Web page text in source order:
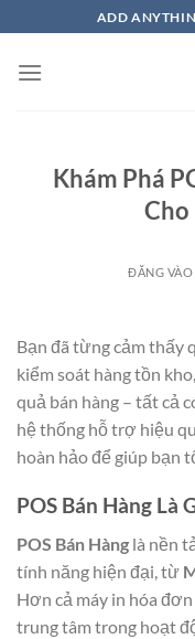
qua
nội
ADD
Khám Phá
Cho
ĐĂNG VÀO
Bạn đã từng cảm thấy
kiểm soát hàng tồn
quả bán hàng – tất cả
hệ thống hỗ trợ hiệu
hoàn hảo để giúp bạn
POS Bán Hàng Là
POS Bán Hàng là nền
tính năng hiện đại, từ
Hơn cả máy in hóa
trung tâm trong hoạt